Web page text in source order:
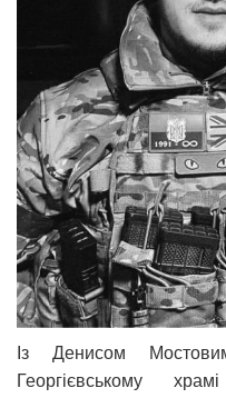
Із Денисом
Георгієвському